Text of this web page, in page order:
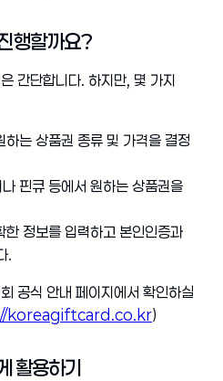
행할까요?
간단합니다. 하지만, 몇 가지
하는 상품권 종류 및 가격을 결정
핀큐 등에서 원하는 상품권을
한 정보를 입력하고 본인인증과
.
공식 안내 페이지에서 확인하실
koreagiftcard.co.kr)
활용하기